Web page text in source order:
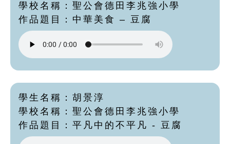
學校名稱：聖公會德田李兆強小學
作品題目：中華美食 – 豆腐
學生名稱：胡景淳
學校名稱：聖公會德田李兆強小學
作品題目：平凡中的不平凡 - 豆腐